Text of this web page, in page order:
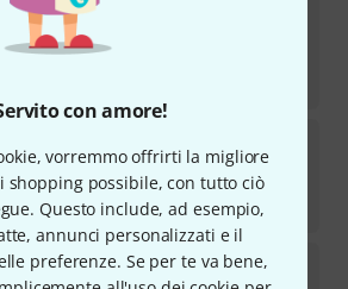
con amore!
vorremmo offrirti la migliore
shopping possibile, con tutto ciò
Questo include, ad esempio,
annunci personalizzati e il
preferenze. Se per te va bene,
539
SETTIMANALE
41
Lightning auf USB 3.0 Adapter